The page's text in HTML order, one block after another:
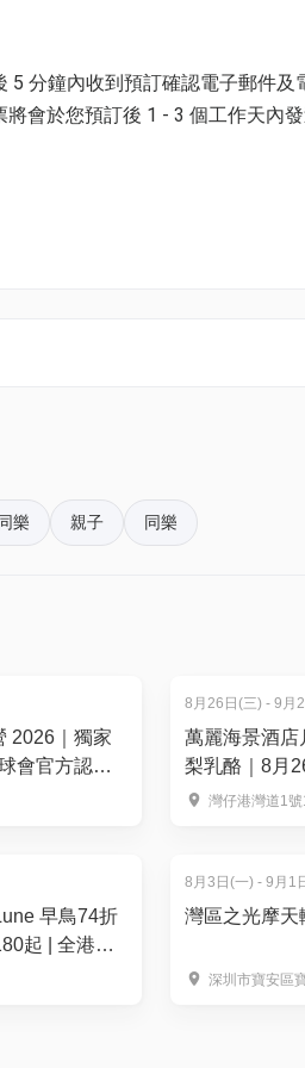
(6月20 - 21日除外)
月30日
下收取的確認短訊、WhatsApp
並提供訂單編號及需要加
座位，如携同小童請 WhatsApp
wdpdf-
更改訂單，亦不得請求退款
。如有任何附加費，必須直接向餐
或黑色暴雨警告/八號颱風訊號以
更改日子其他日子使用不同日子
憑證
近，以實際訂座情況安排。
據訂座日期先後次序安排有機會
排序的，較遲訂的客人有機會安
分鐘內收到預訂確認電子郵件及
會於您預訂後 1 - 3 個工作天內
，該怎樣辦？
嗎？
多協助，請電郵到
樂 親子 同樂
2026｜獨家
會官方認證
8月26日(三) - 9月
萬麗海景酒店
梨乳酪｜8月
Studio
灣仔港灣道1
早鳥74折
起 | 全港多
8月3日(一) - 9月1
灣區之光摩天
深圳市寶安區